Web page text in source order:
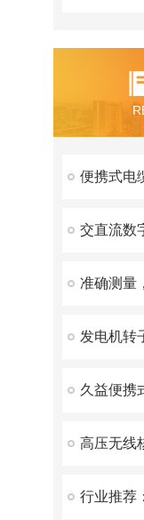
久益便携
高压无线